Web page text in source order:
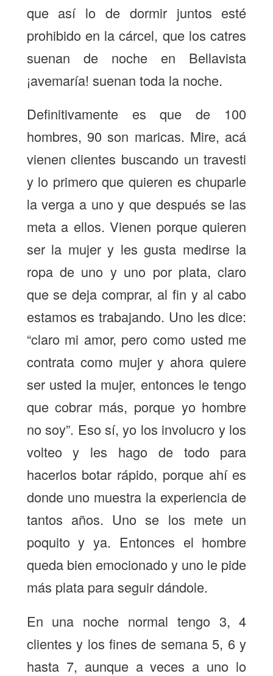
que así lo de dormir juntos esté
prohibido en la cárcel, que los catres
suenan de noche en Bellavista
¡avemaría! suenan toda la noche.
Definitivamente es que de 100
hombres, 90 son maricas. Mire, acá
vienen clientes buscando un travesti
y lo primero que quieren es chuparle
la verga a uno y que después se las
meta a ellos. Vienen porque quieren
ser la mujer y les gusta medirse la
ropa de uno y uno por plata, claro
que se deja comprar, al fin y al cabo
estamos es trabajando. Uno les dice:
“claro mi amor, pero como usted me
contrata como mujer y ahora quiere
ser usted la mujer, entonces le tengo
que cobrar más, porque yo hombre
no soy”. Eso sí, yo los involucro y los
volteo y les hago de todo para
hacerlos botar rápido, porque ahí es
donde uno muestra la experiencia de
tantos años. Uno se los mete un
poquito y ya. Entonces el hombre
queda bien emocionado y uno le pide
más plata para seguir dándole.
En una noche normal tengo 3, 4
clientes y los fines de semana 5, 6 y
hasta 7, aunque a veces a uno lo